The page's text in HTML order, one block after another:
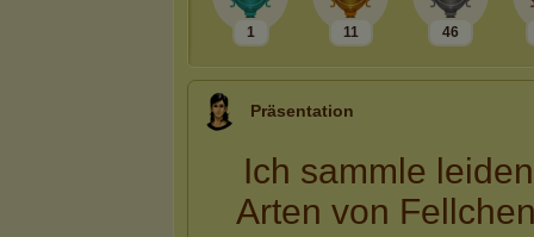
1 11 46
Präsentation